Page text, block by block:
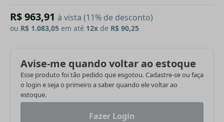
R$ 963,91 à vista (11% de desconto)
ou R$ 1.083,05 em até 12x de R$ 90,25
Avise-me quando voltar ao estoque
Esse produto foi tão pedido que esgotou. Cadastre-se ou faça
o login e seja o primeiro a saber quando ele voltar ao
estoque.
Fazer Login